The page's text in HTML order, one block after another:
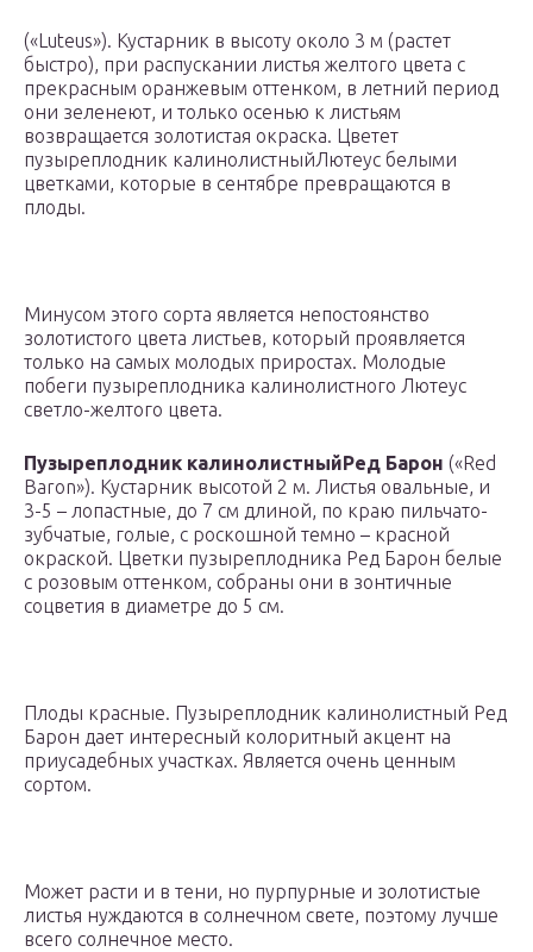
(«Luteus»). Кустарник в высоту около 3 м (растет
быстро), при распускании листья желтого цвета с
прекрасным оранжевым оттенком, в летний период
они зеленеют, и только осенью к листьям
возвращается золотистая окраска. Цветет
пузыреплодник калинолистныйЛютеус белыми
цветками, которые в сентябре превращаются в
плоды.
Минусом этого сорта является непостоянство
золотистого цвета листьев, который проявляется
только на самых молодых приростах. Молодые
побеги пузыреплодника калинолистного Лютеус
светло-желтого цвета.
Пузыреплодник калинолистныйРед Барон («Red
Baron»). Кустарник высотой 2 м. Листья овальные, и
3-5 – лопастные, до 7 см длиной, по краю пильчато-
зубчатые, голые, с роскошной темно – красной
окраской. Цветки пузыреплодника Ред Барон белые
с розовым оттенком, собраны они в зонтичные
соцветия в диаметре до 5 см.
Плоды красные. Пузыреплодник калинолистный Ред
Барон дает интересный колоритный акцент на
приусадебных участках. Является очень ценным
сортом.
Может расти и в тени, но пурпурные и золотистые
листья нуждаются в солнечном свете, поэтому лучше
всего солнечное место.